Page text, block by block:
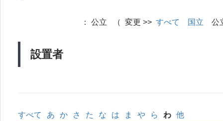
設置者
： 公立 （ 変更 >> すべて 国立
すべて あ か さ た な は ま や ら わ 他